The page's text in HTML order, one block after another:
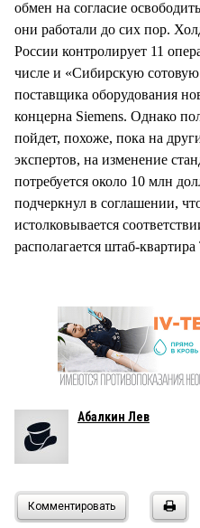
обмен на согласие
они работали до сих пор.
России контролирует 11
числе и «Сибирскую
поставщика оборудования
концерна Siemens. Однако
пойдет, похоже, пока на
экспертов, на изменение
потребуется около 10 млн
подчеркнул в соглашении,
истолковывается
располагается штаб-
Абалкин Лев
Комментировать